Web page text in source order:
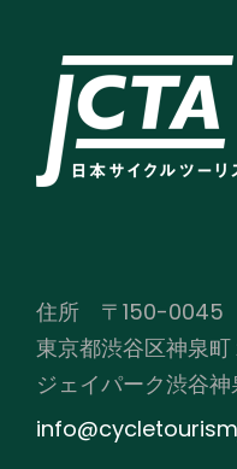
住所 〒150-0045
東京都渋谷区神泉町
ジェイパーク渋谷神